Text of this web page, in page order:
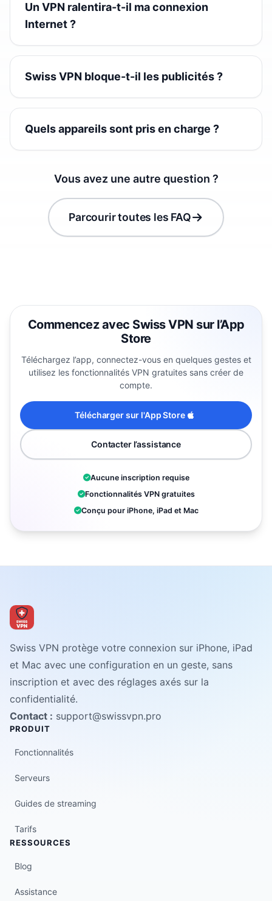
Un VPN ralentira-t-il ma connexion
Internet ?
Swiss VPN bloque-t-il les publicités ?
Quels appareils sont pris en charge ?
Vous avez une autre question ?
Parcourir toutes les FAQ
Commencez avec Swiss VPN sur l’App
Store
Téléchargez l’app, connectez-vous en quelques gestes et
utilisez les fonctionnalités VPN gratuites sans créer de
compte.
Télécharger sur l'App Store
Contacter l’assistance
Aucune inscription requise
Fonctionnalités VPN gratuites
Conçu pour iPhone, iPad et Mac
Swiss VPN protège votre connexion sur iPhone, iPad
et Mac avec une configuration en un geste, sans
inscription et avec des réglages axés sur la
confidentialité.
Contact : support@swissvpn.pro
PRODUIT
Fonctionnalités
Serveurs
Guides de streaming
Tarifs
RESSOURCES
Blog
Assistance